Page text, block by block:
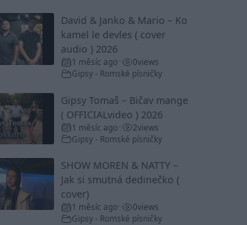
David & Janko & Mario – Ko
kamel le devles ( cover
audio ) 2026
1 měsíc ago 0views
Gipsy - Romské písničky
Gipsy Tomaš – Bičav mange
( OFFICIALvideo ) 2026
1 měsíc ago 2views
Gipsy - Romské písničky
SHOW MOREN & NATTY –
Jak si smutná dedinečko (
cover)
1 měsíc ago 0views
Gipsy - Romské písničky